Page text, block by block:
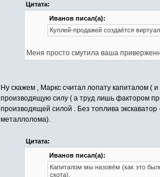
Цитата:
Иванов писал(а):
Куплей-продажей создаётся
Меня просто смутила ваша
Ну скажем , Маркс считал лопату капиталом ( и
производящую силу ( а труд лишь фактором
производящей силой . Без топлива
металлолома).
Цитата:
Иванов писал(а):
Капиталом мы назовём (как это
скота).